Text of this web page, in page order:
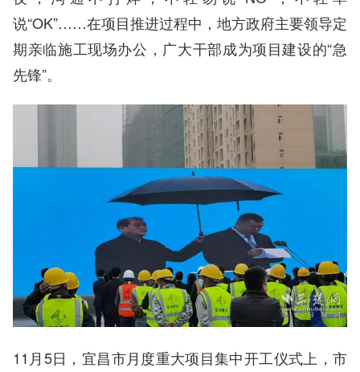
说“OK”……在项目推进过程中，地方政府主要领导定
期亲临施工现场办公，广大干部成为项目建设的“急
先锋”。
11月5日，宜昌市月度重大项目集中开工仪式上，市